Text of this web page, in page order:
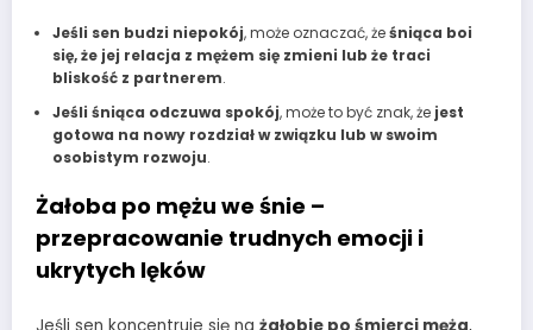
Jeśli sen budzi niepokój, może oznaczać, żeśniąca boi
się, że jej relacja z mężem się zmieni lub że traci
bliskość z partnerem.
Jeśli śniąca odczuwa spokój, może to być znak, że jest
gotowa na nowy rozdział w związku lub w swoim
osobistym rozwoju.
Żałoba po mężu we śnie –
przepracowanie trudnych emocji i
ukrytych lęków